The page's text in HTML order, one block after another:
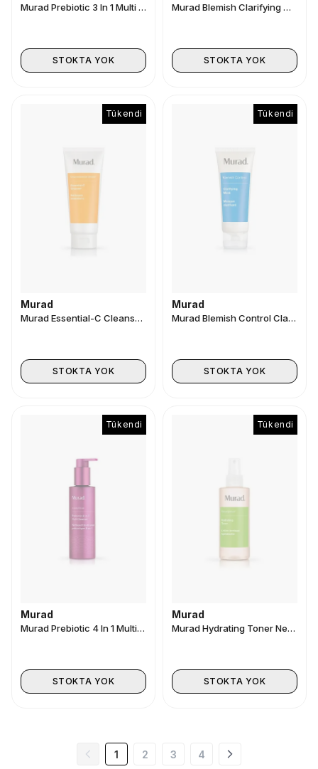
Murad Prebiotic 3 In 1 Multi Mist 100ml
STOKTA YOK
Murad Blemish Clarifying Cleanser 200 ml
STOKTA YOK
Tükendi
Murad
Murad Essential-C Cleanser 200 ml
STOKTA YOK
Tükendi
Murad
Murad Blemish Control Clarifying Mask 75 gr
STOKTA YOK
Tükendi
Murad
Murad Prebiotic 4 In 1 Multi Cleanser 147 ml
STOKTA YOK
Tükendi
Murad
Murad Hydrating Toner Nemlendirici tonik 180ml
STOKTA YOK
1 2 3 4